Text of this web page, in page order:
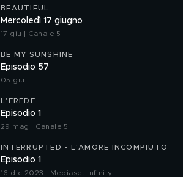
BEAUTIFUL
Mercoledì 17 giugno
17 giu | Canale 5
BE MY SUNSHINE
Episodio 57
05 giu
L'EREDE
Episodio 1
29 mag | Canale 5
INTERRUPTED - L'AMORE INCOMPIUTO
Episodio 1
16 dic 2023 | Mediaset Infinity